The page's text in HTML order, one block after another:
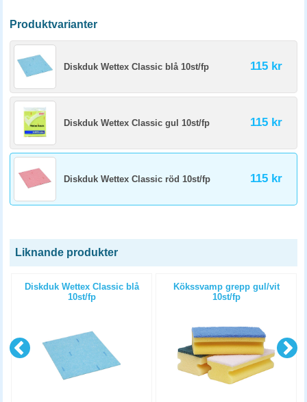
Produktvarianter
Diskduk Wettex Classic blå 10st/fp 115 kr
Diskduk Wettex Classic gul 10st/fp 115 kr
Diskduk Wettex Classic röd 10st/fp 115 kr
Liknande produkter
Diskduk Wettex Classic blå
10st/fp
Kökssvamp grepp gul/vit
10st/fp